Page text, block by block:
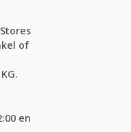
of
en